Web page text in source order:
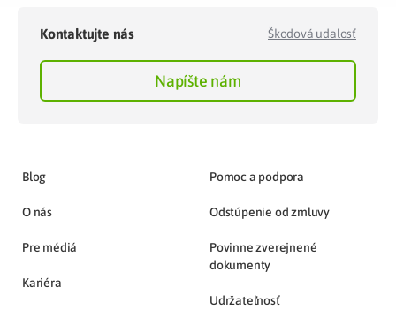
Kontaktujte nás Škodová udalosť
Napíšte nám
Blog
O nás
Pre médiá
Kariéra
Pomoc a podpora
Odstúpenie od zmluvy
Povinne zverejnené
dokumenty
Udržateľnosť